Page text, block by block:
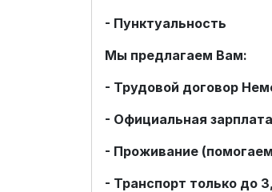
- Пунктуальность
Мы предлагаем Вам:
- Трудовой договор
- Официальная
- Проживание
- Транспорт только до